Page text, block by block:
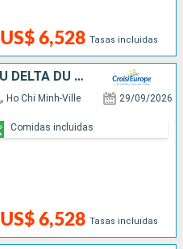
US$ 6,528 Tasas incluidas
DES TEMPLES D'ANGKOR AU DELTA DU MÉKONG, HANOÏ ET LA BAIE D'ALONG (FORMULE PORT/PORT)
Ho Chi Minh-Ville 29/09/2026
US$ 6,528 Tasas incluidas
Comidas incluidas